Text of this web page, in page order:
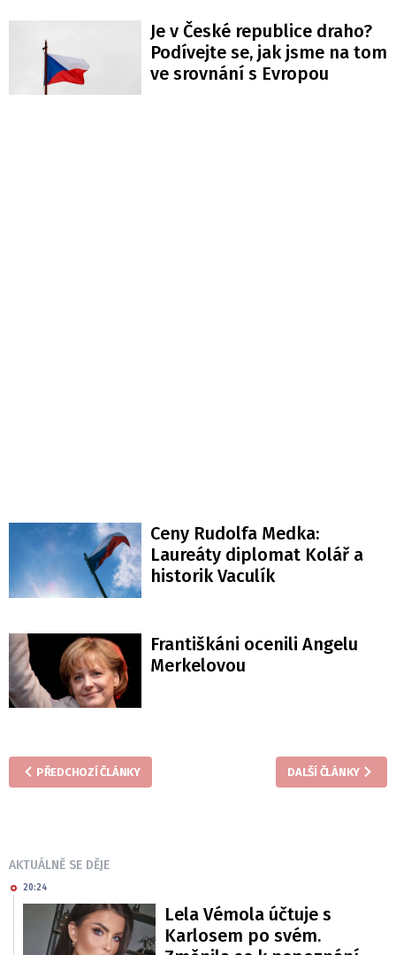
Je v České republice draho?
Podívejte se, jak jsme na tom
ve srovnání s Evropou
Ceny Rudolfa Medka:
Laureáty diplomat Kolář a
historik Vaculík
Františkáni ocenili Angelu
Merkelovou
PŘEDCHOZÍ ČLÁNKY DALŠÍ ČLÁNKY
AKTUÁLNĚ SE DĚJE
20:24
Lela Vémola účtuje s
Karlosem po svém.